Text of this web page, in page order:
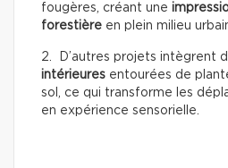
fougères, créant une
forestière en plein milieu
2. D’autres projets intègrent
intérieures entourées de
sol, ce qui transforme les
en expérience sensorielle.